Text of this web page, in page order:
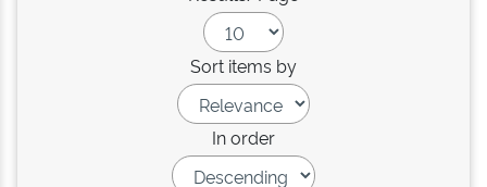
Sort items by
In order